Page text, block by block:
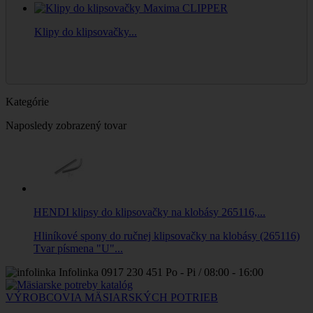
Klipy do klipsovačky...
Kategórie
Naposledy zobrazený tovar
HENDI klipsy do klipsovačky na klobásy 265116,...
Hliníkové spony do ručnej klipsovačky na klobásy (265116)
Tvar písmena "U"...
Infolinka 0917 230 451 Po - Pi / 08:00 - 16:00
VÝROBCOVIA MÄSIARSKÝCH POTRIEB